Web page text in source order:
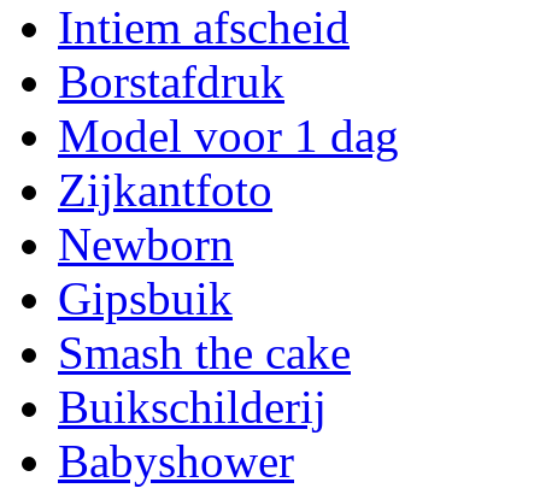
Intiem afscheid
Borstafdruk
Model voor 1 dag
Zijkantfoto
Newborn
Gipsbuik
Smash the cake
Buikschilderij
Babyshower